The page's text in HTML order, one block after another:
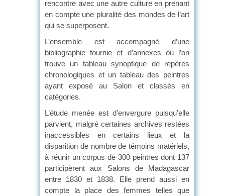
rencontre avec une autre culture en prenant
en compte une pluralité des mondes de l’art
qui se superposent.
L’ensemble est accompagné d’une
bibliographie fournie et d’annexes où l’on
trouve un tableau synoptique de repères
chronologiques et un tableau des peintres
ayant exposé au Salon et classés en
catégories.
L’étude menée est d’envergure puisqu’elle
parvient, malgré certaines archives restées
inaccessibles en certains lieux et la
disparition de nombre de témoins matériels,
à réunir un corpus de 300 peintres dont 137
participèrent aux Salons de Madagascar
entre 1830 et 1838. Elle prend aussi en
compte la place des femmes telles que